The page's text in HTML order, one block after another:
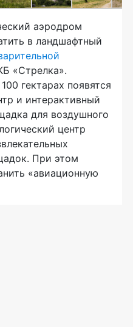
аэродром
в ландшафтный
«Стрелка».
гектарах появятся
и интерактивный
для воздушного
центр
При этом
«авиационную